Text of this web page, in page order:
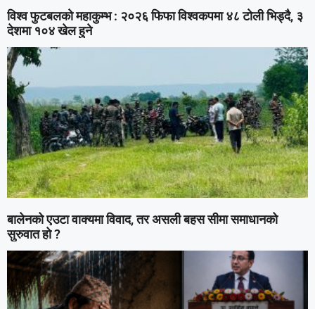
विश्व फुटबलको महाकुम्भ : २०२६ फिफा विश्वकपमा ४८ टोली भिड्दै, ३
देशमा १०४ खेल हुने
बालेनको एउटा वाक्यमा विवाद, तर असली बहस सीमा समाधानको
सुरुवात हो ?